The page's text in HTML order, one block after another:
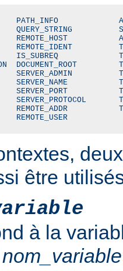
PATH_INFO
QUERY_STRING
REMOTE_HOST
REMOTE_IDENT
IS_SUBREQ
DOCUMENT_ROOT
SERVER_ADMIN
SERVER_NAME
SERVER_PORT
SERVER_PROTOCOL
REMOTE_ADDR
être
à la
nom_variable